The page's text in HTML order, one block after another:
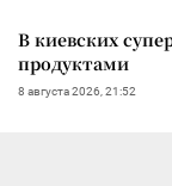
В киевских
продуктами
8 августа 2026, 21:52